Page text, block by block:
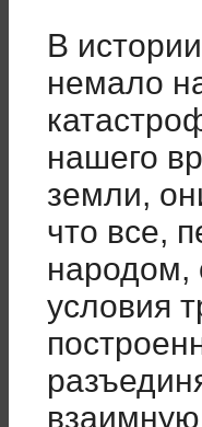
В
немало
нашего
земли,
что все,
народом,
условия